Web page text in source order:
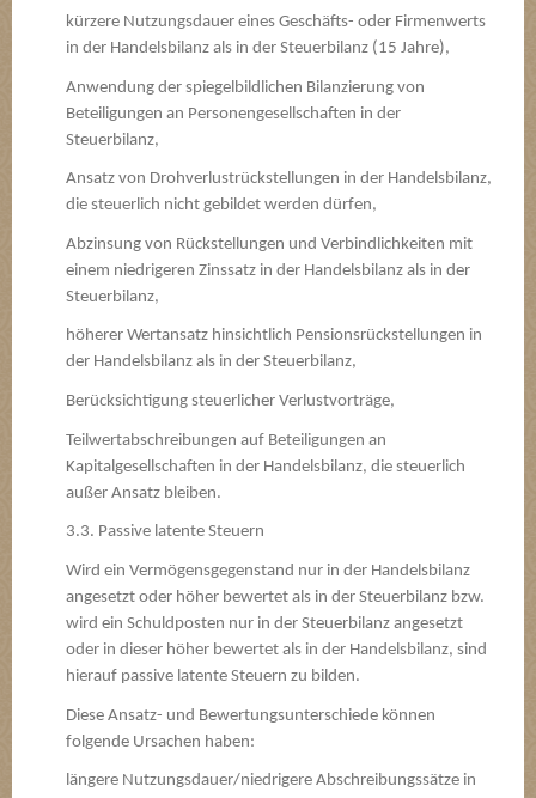
kürzere Nutzungsdauer eines Geschäfts- oder Firmenwerts
in der Handelsbilanz als in der Steuerbilanz (15 Jahre),
Anwendung der spiegelbildlichen Bilanzierung von
Beteiligungen an Personengesellschaften in der
Steuerbilanz,
Ansatz von Drohverlustrückstellungen in der Handelsbilanz,
die steuerlich nicht gebildet werden dürfen,
Abzinsung von Rückstellungen und Verbindlichkeiten mit
einem niedrigeren Zinssatz in der Handelsbilanz als in der
Steuerbilanz,
höherer Wertansatz hinsichtlich Pensionsrückstellungen in
der Handelsbilanz als in der Steuerbilanz,
Berücksichtigung steuerlicher Verlustvorträge,
Teilwertabschreibungen auf Beteiligungen an
Kapitalgesellschaften in der Handelsbilanz, die steuerlich
außer Ansatz bleiben.
3.3. Passive latente Steuern
Wird ein Vermögensgegenstand nur in der Handelsbilanz
angesetzt oder höher bewertet als in der Steuerbilanz bzw.
wird ein Schuldposten nur in der Steuerbilanz angesetzt
oder in dieser höher bewertet als in der Handelsbilanz, sind
hierauf passive latente Steuern zu bilden.
Diese Ansatz- und Bewertungsunterschiede können
folgende Ursachen haben:
längere Nutzungsdauer/niedrigere Abschreibungssätze in